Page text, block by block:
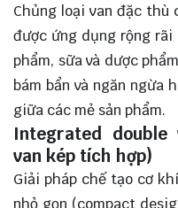
Chủng loại van đặc thù
được ứng dụng rộng
phẩm, sữa và dược
bám bẩn và ngăn ngừa
giữa các mẻ sản phẩm.
Integrated double
van kép tích hợp)
Giải pháp chế tạo cơ